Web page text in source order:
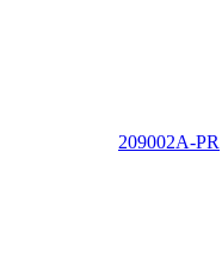
209002A-PR